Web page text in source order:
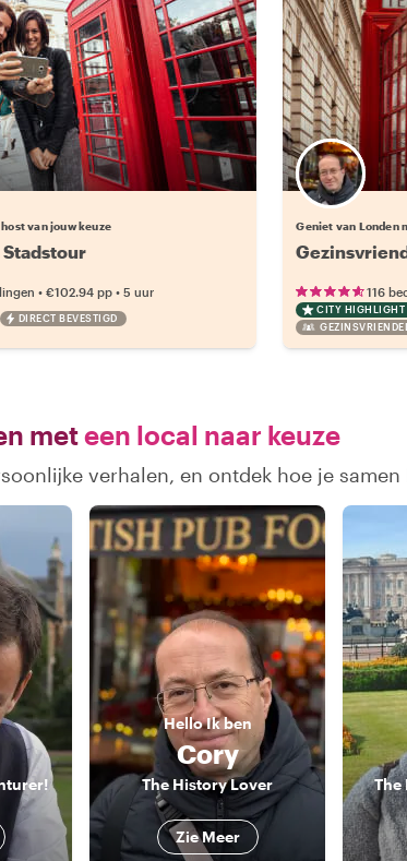
favoriete local
van jouw keuze
• €102.94 pp • 5 uur
DIRECT BEVESTIGD
Geniet van Londen
116
CITY HIGHLIGHT
meteen local naar keuze
verhalen, en ontdek hoe je
HelloIk ben
Cory
The History Lover
Zie Meer
The